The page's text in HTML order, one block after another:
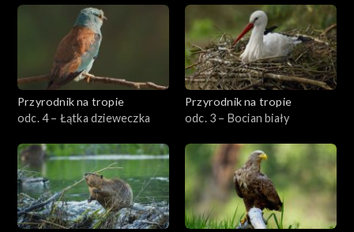
Przyrodnik na tropie
odc. 4 – Łątka dzieweczka
Przyrodnik na tropie
odc. 3 – Bocian biały